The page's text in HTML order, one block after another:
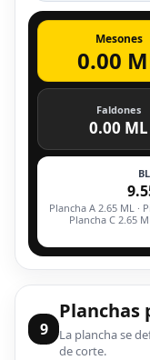
Mesones
0.00
Faldones
0.00 ML
Plancha A 2.65 ML ·
Plancha C 2.65
9
Planchas
La plancha se
de corte.